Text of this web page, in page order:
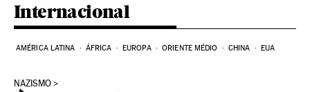
Internacional
AMÉRICA LATINA ÁFRICA EUROPA ORIENTE MÉDIO CHINA EUA
NAZISMO